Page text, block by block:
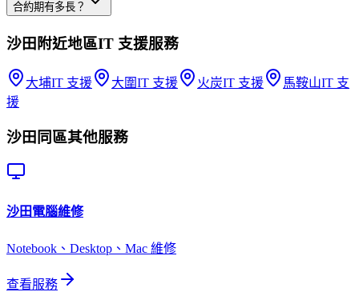
合約期有多長？
沙田 附近地區IT 支援服務
大埔IT 支援 大圍IT 支援 火炭IT 支援 馬鞍山IT 支
援
沙田 同區其他服務
沙田電腦維修
Notebook、Desktop、Mac 維修
查看服務